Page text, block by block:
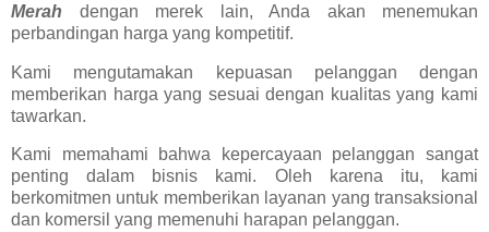
Merah dengan merek lain, Anda akan menemukan
perbandingan harga yang kompetitif.
Kami mengutamakan kepuasan pelanggan dengan
memberikan harga yang sesuai dengan kualitas yang kami
tawarkan.
Kami memahami bahwa kepercayaan pelanggan sangat
penting dalam bisnis kami. Oleh karena itu, kami
berkomitmen untuk memberikan layanan yang transaksional
dan komersil yang memenuhi harapan pelanggan.